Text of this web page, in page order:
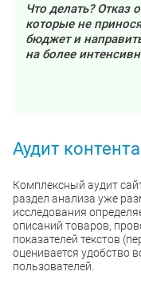
Что делать? Отказ
которые не
бюджет и
на более
Аудит контента
Комплексный аудит
раздел анализа уже
исследования
описаний товаров,
показателей текстов
оценивается удобство
пользователей.